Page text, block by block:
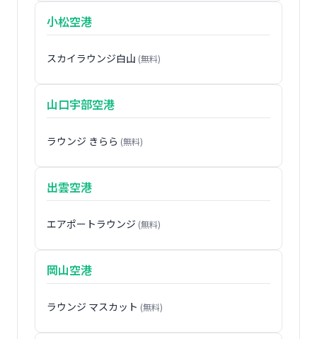
小松空港
スカイラウンジ白山 (無料)
山口宇部空港
ラウンジ きらら (無料)
出雲空港
エアポートラウンジ (無料)
岡山空港
ラウンジ マスカット (無料)